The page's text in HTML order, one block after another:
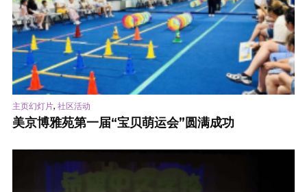
主页幻灯片, 社区活动
美京博雅苑第一届“宝贝萌运会”圆满成功